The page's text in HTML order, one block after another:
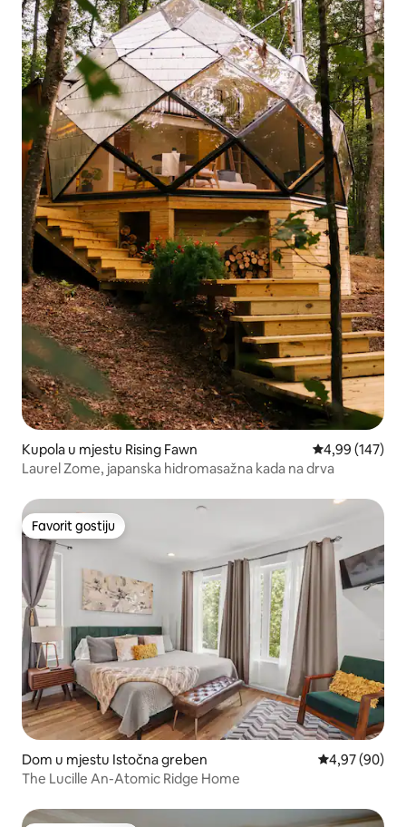
Kupola u mjestu Rising Fawn Prosječna
4,99 (147)
Laurel Zome, japanska hidromasažna kada na drva
Favorit gostiju
Favorit gostiju
Dom u mjestu Istočna greben Prosječna
4,97 (90)
The Lucille An-Atomic Ridge Home